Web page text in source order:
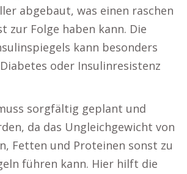
abgebaut, was einen raschen
zur Folge haben kann. Die
kann besonders
oder Insulinresistenz
sorgfältig geplant und
da das Ungleichgewicht von
Fetten und Proteinen sonst zu
führen kann. Hier hilft die